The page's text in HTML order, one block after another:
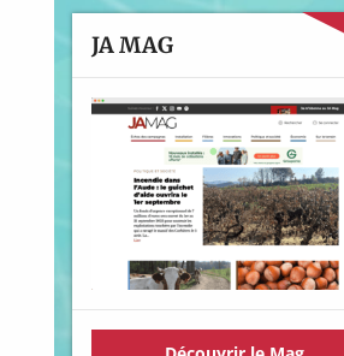
JA MAG